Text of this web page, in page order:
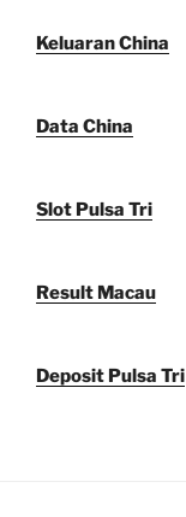
Keluaran China
Data China
Slot Pulsa Tri
Result Macau
Deposit Pulsa Tri